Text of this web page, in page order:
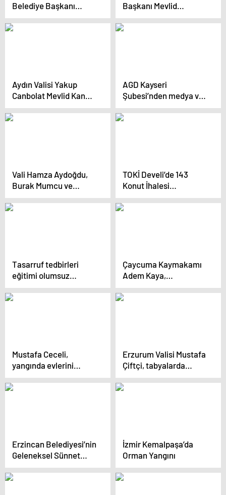
Belediye Başkanı
Mevlid Kandili’ni
Kutladı
Başkanı Mevlid
Kandili’ni Kutladı
Aydın Valisi Yakup
Canbolat Mevlid Kandili
Mesajı Yayımladı
AGD Kayseri
Şubesi’nden medya ve
manipülasyon
konferansı
Vali Hamza Aydoğdu,
Burak Mumcu ve
Kemalettin Çetin için
veda yemeği düzenledi
TOKİ Develi’de 143
Konut İhalesi
Gerçekleştirildi
Tasarruf tedbirleri
eğitimi olumsuz
etkiliyor
Çaycuma Kaymakamı
Adem Kaya,
öğretmenlere seminer
verdi
Mustafa Ceceli,
yangında evlerini
kaybeden kardeşlere
ev aldı
Erzurum Valisi Mustafa
Çiftçi, tabyalarda
incelemelerine devam
ediyor
Erzincan Belediyesi’nin
Geleneksel Sünnet
Şöleni
İzmir Kemalpaşa’da
Orman Yangını